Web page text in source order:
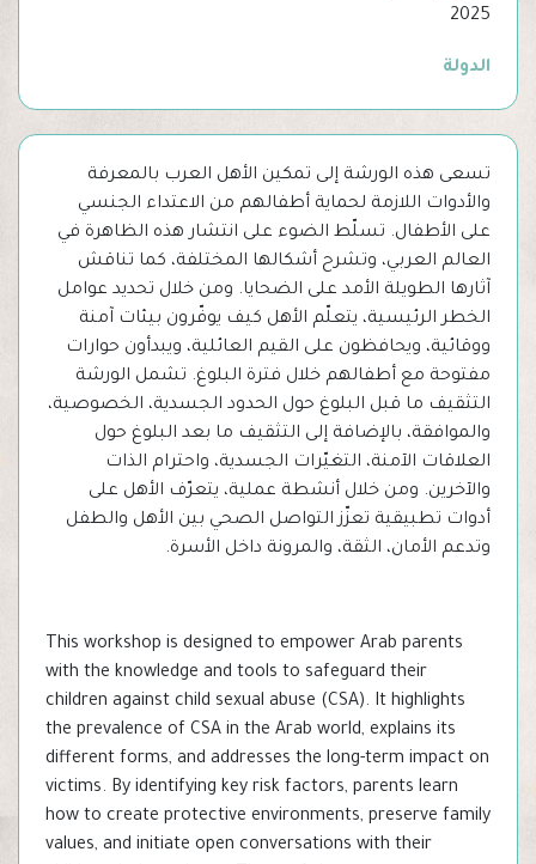
2025
الدولة
تسعى هذه الورشة إلى تمكين الأهل العرب بالمعرفة
والأدوات اللازمة لحماية أطفالهم من الاعتداء الجنسي
على الأطفال. تسلّط الضوء على انتشار هذه الظاهرة في
العالم العربي، وتشرح أشكالها المختلفة، كما تناقش
آثارها الطويلة الأمد على الضحايا. ومن خلال تحديد عوامل
الخطر الرئيسية، يتعلّم الأهل كيف يوفّرون بيئات آمنة
ووقائية، ويحافظون على القيم العائلية، ويبدأون حوارات
مفتوحة مع أطفالهم خلال فترة البلوغ. تشمل الورشة
التثقيف ما قبل البلوغ حول الحدود الجسدية، الخصوصية،
والموافقة، بالإضافة إلى التثقيف ما بعد البلوغ حول
العلاقات الآمنة، التغيّرات الجسدية، واحترام الذات
والآخرين. ومن خلال أنشطة عملية، يتعرّف الأهل على
أدوات تطبيقية تعزّز التواصل الصحي بين الأهل والطفل
وتدعم الأمان، الثقة، والمرونة داخل الأسرة.
This workshop is designed to empower Arab parents
with the knowledge and tools to safeguard their
children against child sexual abuse (CSA). It highlights
the prevalence of CSA in the Arab world, explains its
different forms, and addresses the long-term impact on
victims. By identifying key risk factors, parents learn
how to create protective environments, preserve family
values, and initiate open conversations with their